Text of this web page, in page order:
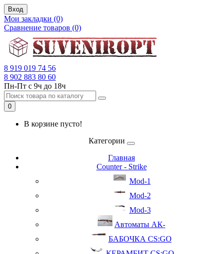
Вход
Мои закладки (0)
Сравнение товаров (0)
8 919 019 74 56
8 902 883 80 60
Пн-Пт с 9ч до 18ч
0
В корзине пусто!
Категории
Главная
Counter - Strike
Mod-1
Mod-2
Mod-3
Автоматы АК-
БАБОЧКА CS:GO